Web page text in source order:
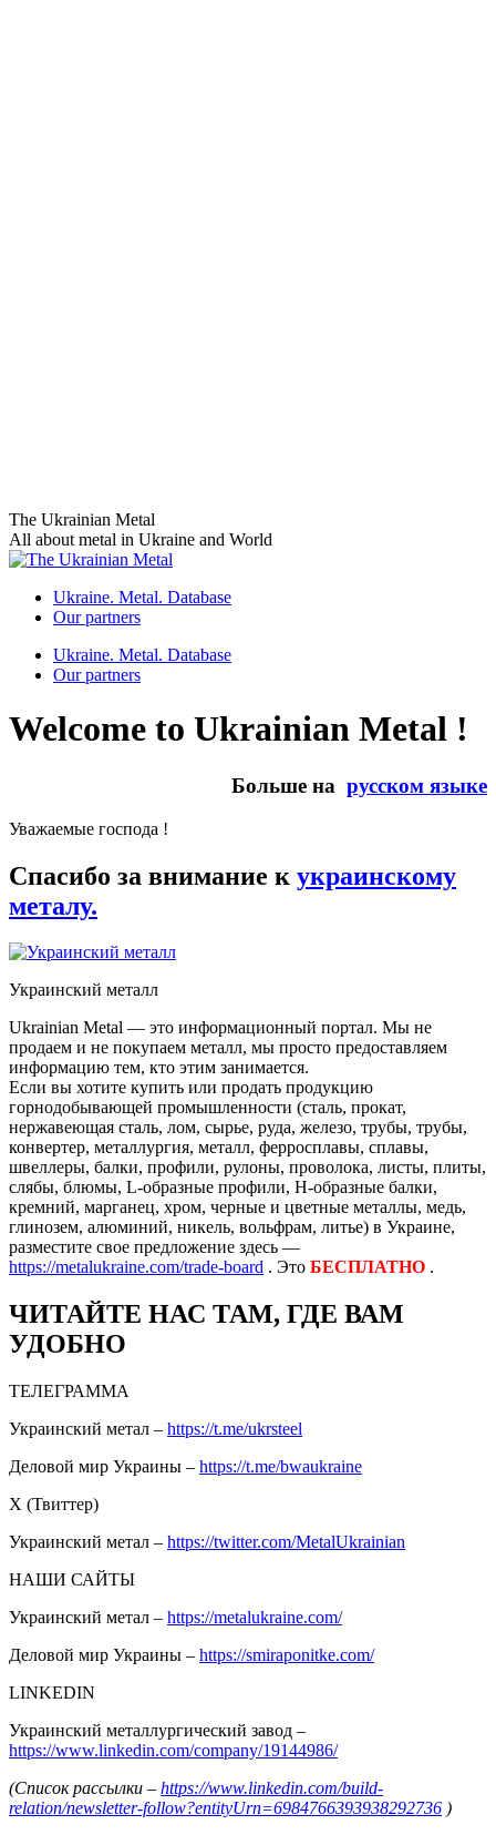
Skip
to
content
The Ukrainian Metal
All about metal in Ukraine and World
Ukraine. Metal. Database
Our partners
Ukraine. Metal. Database
Our partners
Welcome to Ukrainian Metal !
Больше на русском языке
Уважаемые господа !
Спасибо за внимание к украинскому
металу.
Украинский металл
Ukrainian Metal — это информационный портал. Мы не
продаем и не покупаем металл, мы просто предоставляем
информацию тем, кто этим занимается.
Если вы хотите купить или продать продукцию
горнодобывающей промышленности (сталь, прокат,
нержавеющая сталь, лом, сырье, руда, железо, трубы, трубы,
конвертер, металлургия, металл, ферросплавы, сплавы,
швеллеры, балки, профили, рулоны, проволока, листы, плиты,
слябы, блюмы, L-образные профили, H-образные балки,
кремний, марганец, хром, черные и цветные металлы, медь,
глинозем, алюминий, никель, вольфрам, литье) в Украине,
разместите свое предложение здесь —
https://metalukraine.com/trade-board . Это БЕСПЛАТНО .
ЧИТАЙТЕ НАС ТАМ, ГДЕ ВАМ
УДОБНО
ТЕЛЕГРАММА
Украинский метал – https://t.me/ukrsteel
Деловой мир Украины – https://t.me/bwaukraine
Х (Твиттер)
Украинский метал – https://twitter.com/MetalUkrainian
НАШИ САЙТЫ
Украинский метал – https://metalukraine.com/
Деловой мир Украины – https://smiraponitke.com/
LINKEDIN
Украинский металлургический завод –
https://www.linkedin.com/company/19144986/
(Список рассылки – https://www.linkedin.com/build-
relation/newsletter-follow?entityUrn=6984766393938292736 )